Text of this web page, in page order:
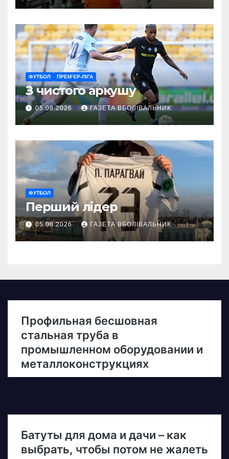
ветеранам
ФУТБОЛ ПРЕМ’ЄР-ЛІГА
З чистого аркушу
05.08.2026 ГАЗЕТА ВБОЛІВАЛЬНИК
ФУТБОЛ
Перший лідер
05.08.2026 ГАЗЕТА ВБОЛІВАЛЬНИК